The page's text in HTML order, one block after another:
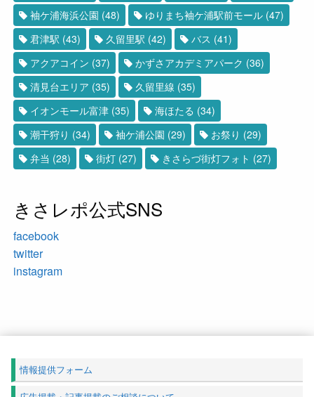
袖ケ浦海浜公園 (48) ゆりまち袖ケ浦駅前モール (47)
君津駅 (43) 久留里駅 (42) バス (41)
アクアコイン (37) かずさアカデミアパーク (36)
清見台エリア (35) 久留里線 (35)
イオンモール富津 (35) 海ほたる (34)
潮干狩り (34) 袖ケ浦公園 (29) お祭り (29)
弁当 (28) 街灯 (27) きさらづ街灯フォト (27)
きさレポ公式SNS
facebook
twitter
instagram
情報提供フォーム